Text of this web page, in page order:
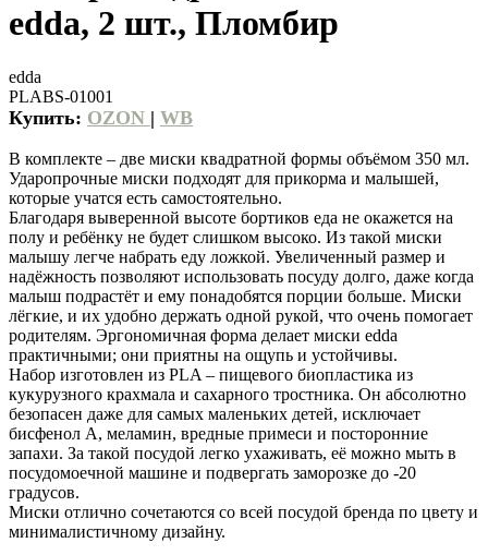
edda, 2 шт., Пломбир
edda
PLABS-01001
Купить: OZON | WB
В комплекте – две миски квадратной формы объёмом 350 мл.
Ударопрочные миски подходят для прикорма и малышей,
которые учатся есть самостоятельно.
Благодаря выверенной высоте бортиков еда не окажется на
полу и ребёнку не будет слишком высоко. Из такой миски
малышу легче набрать еду ложкой. Увеличенный размер и
надёжность позволяют использовать посуду долго, даже когда
малыш подрастёт и ему понадобятся порции больше. Миски
лёгкие, и их удобно держать одной рукой, что очень помогает
родителям. Эргономичная форма делает миски edda
практичными; они приятны на ощупь и устойчивы.
Набор изготовлен из PLA – пищевого биопластика из
кукурузного крахмала и сахарного тростника. Он абсолютно
безопасен даже для самых маленьких детей, исключает
бисфенол А, меламин, вредные примеси и посторонние
запахи. За такой посудой легко ухаживать, её можно мыть в
посудомоечной машине и подвергать заморозке до -20
градусов.
Миски отлично сочетаются со всей посудой бренда по цвету и
минималистичному дизайну.